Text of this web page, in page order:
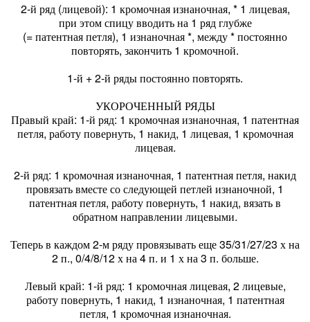
2-й ряд (лицевой): 1 кромочная изнаночная, * 1 лицевая,
при этом спицу вводить на 1 ряд глубже
(= патентная петля), 1 изнаночная *, между * постоянно
повторять, закончить 1 кромочной.
1-й + 2-й ряды постоянно повторять.
УКОРОЧЕННЫЙ РЯДЫ
Правый край: 1-й ряд: 1 кромочная изнаночная, 1 патентная
петля, работу повернуть, 1 накид, 1 лицевая, 1 кромочная
лицевая.
2-й ряд: 1 кромочная изнаночная, 1 патентная петля, накид
провязать вместе со следующей петлей изнаночной, 1
патентная петля, работу повернуть, 1 накид, вязать в
обратном направлении лицевыми.
Теперь в каждом 2-м ряду провязывать еще 35/31/27/23 х на
2 п., 0/4/8/12 х на 4 п. и 1 х на 3 п. больше.
Левый край: 1-й ряд: 1 кромочная лицевая, 2 лицевые,
работу повернуть, 1 накид, 1 изнаночная, 1 патентная
петля, 1 кромочная изнаночная.